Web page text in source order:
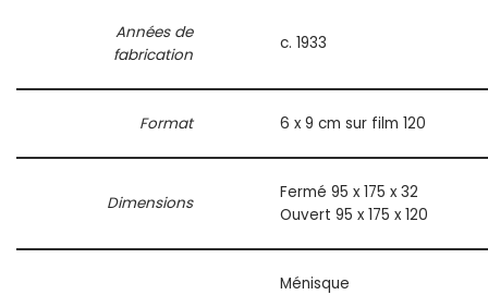
Années de
fabrication
c. 1933
Format 6 x 9 cm sur film 120
Dimensions
Fermé 95 x 175 x 32
Ouvert 95 x 175 x 120
Ménisque